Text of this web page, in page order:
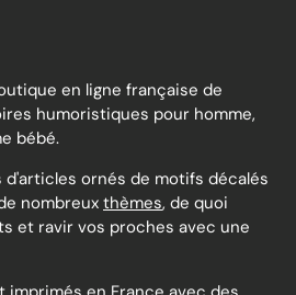
en ligne française de
humoristiques pour homme,
bébé.
d'articles ornés de motifs décalés
nombreuxthèmes, de quoi
et ravir vos proches avec une